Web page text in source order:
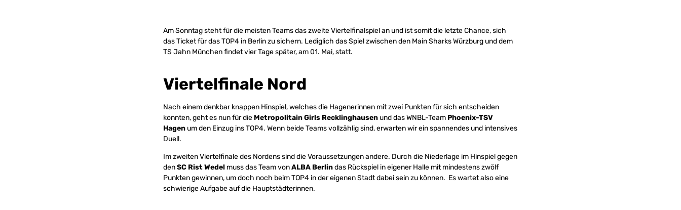
Am Sonntag steht für die meisten Teams das zweite Viertelfinalspiel an und ist somit die letzte Chance, sich
das Ticket für das TOP4 in Berlin zu sichern. Lediglich das Spiel zwischen den Main Sharks Würzburg und dem
TS Jahn München findet vier Tage später, am 01. Mai, statt.
Viertelfinale Nord
Nach einem denkbar knappen Hinspiel, welches die Hagenerinnen mit zwei Punkten für sich entscheiden
konnten, geht es nun für die Metropolitain Girls Recklinghausen und das WNBL-Team Phoenix-TSV
Hagen um den Einzug ins TOP4. Wenn beide Teams vollzählig sind, erwarten wir ein spannendes und intensives
Duell.
Im zweiten Viertelfinale des Nordens sind die Voraussetzungen andere. Durch die Niederlage im Hinspiel gegen
denSC Rist Wedel muss das Team vonALBA Berlindas Rückspiel in eigener Halle mit mindestens zwölf
Punkten gewinnen, um doch noch beim TOP4 in der eigenen Stadt dabei sein zu können. Es wartet also eine
schwierige Aufgabe auf die Hauptstädterinnen.